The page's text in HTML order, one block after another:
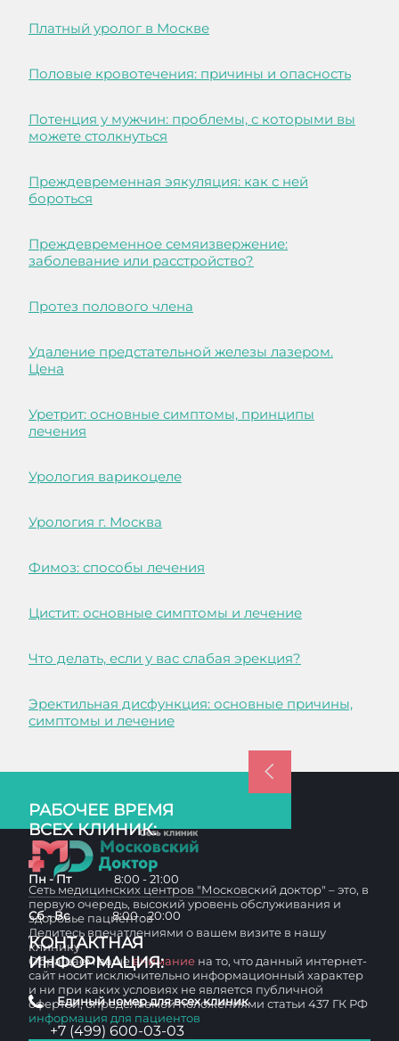
Платный уролог в Москве
Половые кровотечения: причины и опасность
Потенция у мужчин: проблемы, с которыми вы
можете столкнуться
Преждевременная эякуляция: как с ней
бороться
Преждевременное семяизвержение:
заболевание или расстройство?
Протез полового члена
Удаление предстательной железы лазером.
Цена
Уретрит: основные симптомы, принципы
лечения
Урология варикоцеле
Урология г. Москва
Фимоз: способы лечения
Цистит: основные симптомы и лечение
Что делать, если у вас слабая эрекция?
Эректильная дисфункция: основные причины,
симптомы и лечение
РАБОЧЕЕ ВРЕМЯ
ВСЕХ КЛИНИК:
Пн - Пт 8:00 - 21:00
Сб - Вс 8:00 - 20:00
КОНТАКТНАЯ
ИНФОРМАЦИЯ:
Единый номер для всех клиник
+7 (499) 600-03-03
Сеть медицинских центров "Московский доктор" – это, в
первую очередь, высокий уровень обслуживания и
здоровье пациентов
Делитесь впечатлениями о вашем визите в нашу
клинику
Обращаем вашевнимание на то, что данный интернет-
сайт носит исключительно информационный характер
и ни при каких условиях не является публичной
офертой, определяемой положениями статьи 437 ГК РФ
информация для пациентов